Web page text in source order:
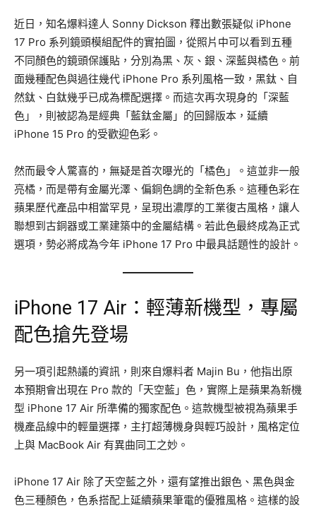
近日，知名爆料達人 Sonny Dickson 釋出數張疑似 iPhone
17 Pro 系列鏡頭模組配件的實拍圖，從照片中可以看到五種
不同顏色的鏡頭保護貼，分別為黑、灰、銀、深藍與橘色。前
面幾種配色與過往幾代 iPhone Pro 系列風格一致，黑鈦、自
然鈦、白鈦幾乎已成為標配選擇。而這次再次現身的「深藍
色」，則被認為是經典「藍鈦金屬」的回歸版本，延續
iPhone 15 Pro 的受歡迎色彩。
然而最令人驚喜的，無疑是首次曝光的「橘色」。這並非一般
亮橘，而是帶有金屬光澤、偏銅色調的全新色系。這種色彩在
蘋果歷代產品中相當罕見，呈現出濃厚的工業復古風格，讓人
聯想到古銅器或工業建築中的金屬結構。若此色最終成為正式
選項，勢必將成為今年 iPhone 17 Pro 中最具話題性的設計。
iPhone 17 Air：輕薄新機型，專屬
配色搶先登場
另一項引起熱議的資訊，則來自爆料者 Majin Bu，他指出原
本預期會出現在 Pro 款的「天空藍」色，實際上是蘋果為新機
型 iPhone 17 Air 所準備的獨家配色。這款機型被視為蘋果手
機產品線中的輕量選擇，主打超薄機身與輕巧設計，風格定位
上與 MacBook Air 有異曲同工之妙。
iPhone 17 Air 除了天空藍之外，還有望推出銀色、黑色與金
色三種顏色，色系搭配上延續蘋果筆電的優雅風格。這樣的設